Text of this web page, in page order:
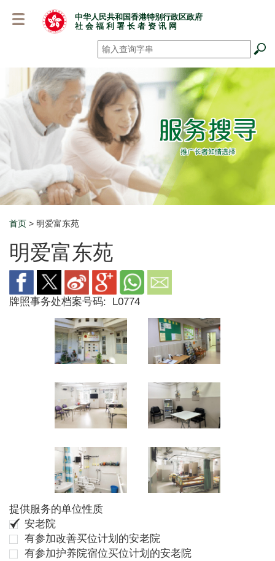
中华人民共和国香港特别行政区政府
社 会 福 利 署 长 者 资 讯 网
搜寻 *
Breadcrumb
首页 > 明爱富东苑
明爱富东苑
牌照事务处档案号码: L0774
提供服务的单位性质
安老院
有参加改善买位计划的安老院
有参加护养院宿位买位计划的安老院